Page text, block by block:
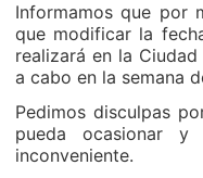
Informamos que por
que modificar la
realizará en la
a cabo en la semana
Pedimos disculpas
pueda ocasionar y
inconveniente.